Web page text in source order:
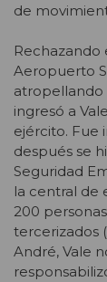
de
Rechazando
Aeropuerto
atropellando
ingresó a
ejército. Fue
después se
Seguridad
la central de
200
tercerizados
André, Vale